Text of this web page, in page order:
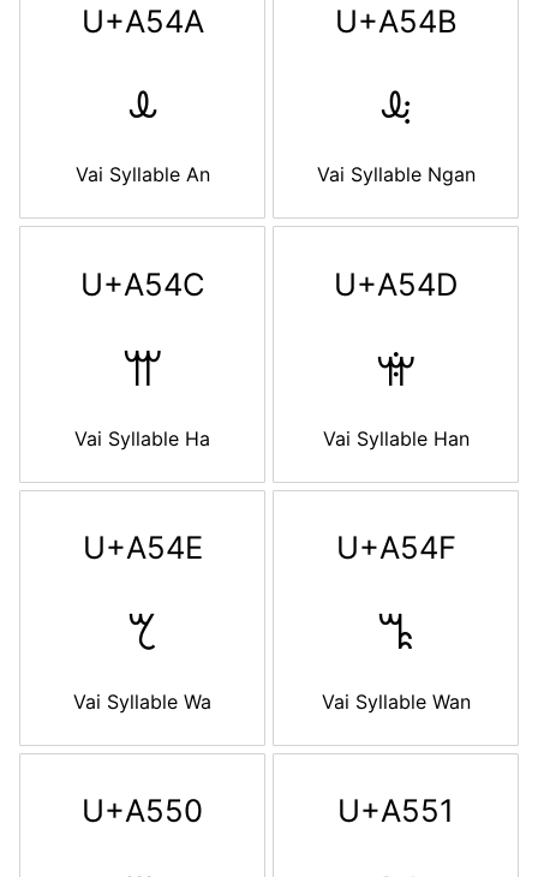
U+A54A
ꕊ
Vai Syllable An
U+A54B
ꕋ
Vai Syllable Ngan
U+A54C
ꕌ
Vai Syllable Ha
U+A54D
ꕍ
Vai Syllable Han
U+A54E
ꕎ
Vai Syllable Wa
U+A54F
ꕏ
Vai Syllable Wan
U+A550 U+A551